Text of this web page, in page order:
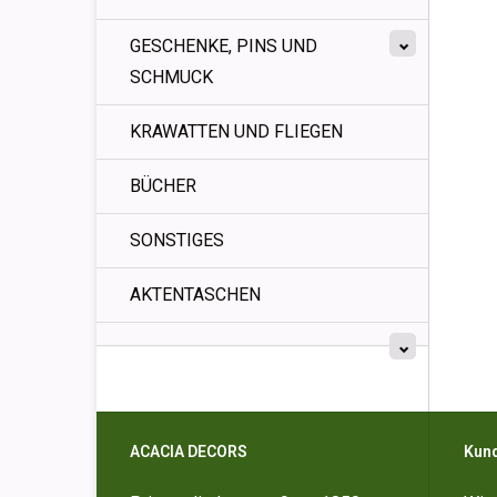
GESCHENKE, PINS UND
SCHMUCK
KRAWATTEN UND FLIEGEN
BÜCHER
SONSTIGES
AKTENTASCHEN
ACACIA DECORS